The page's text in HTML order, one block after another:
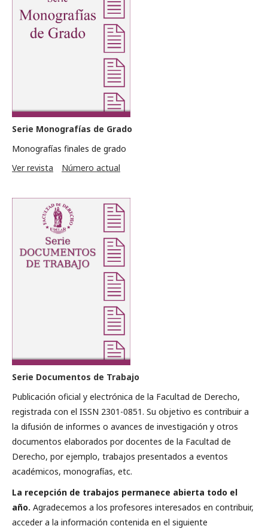
Serie Monografías de Grado
Monografías finales de grado
Ver revista
Número actual
Serie Documentos de Trabajo
Publicación oficial y electrónica de la Facultad de Derecho,
registrada con el ISSN 2301-0851. Su objetivo es contribuir a
la difusión de informes o avances de investigación y otros
documentos elaborados por docentes de la Facultad de
Derecho, por ejemplo, trabajos presentados a eventos
académicos, monografías, etc.
La recepción de trabajos permanece abierta todo el
año. Agradecemos a los profesores interesados en contribuir,
acceder a la información contenida en el siguiente